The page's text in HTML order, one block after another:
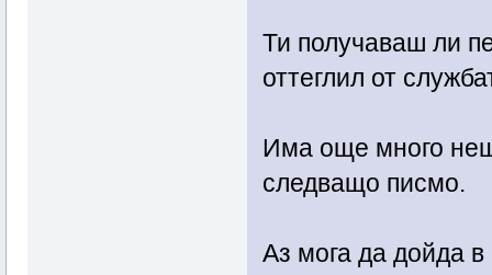
Ти получаваш ли
оттеглил от
Има още много
следващо писмо.
Аз мога да дойда